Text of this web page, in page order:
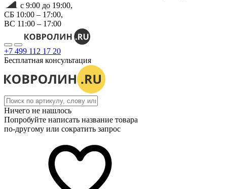
с 9:00 до 19:00,
СБ 10:00 – 17:00,
ВС 11:00 – 17:00
+7 499 112 17 20
Бесплатная консультация
Ничего не нашлось
Попробуйте написать название товара
по-другому или сократить запрос